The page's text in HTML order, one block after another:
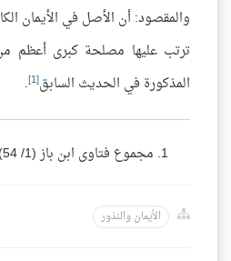
والمقصود: أن الأصل في الأيمان
ترتب عليها مصلحة كبرى أعظم
المذكورة في الحديث السابق[1]
.
مجموع فتاوى ابن باز (1/ 54).
الأيمان والنذور